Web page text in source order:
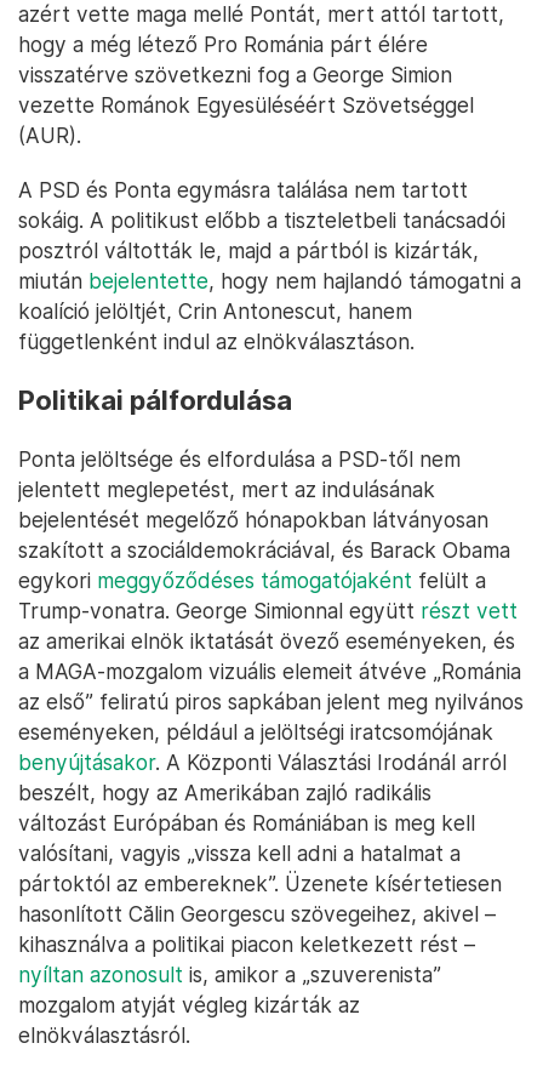
azért vette maga mellé Pontát, mert attól tartott,
hogy a még létező Pro Románia párt élére
visszatérve szövetkezni fog a George Simion
vezette Románok Egyesüléséért Szövetséggel
(AUR).
A PSD és Ponta egymásra találása nem tartott
sokáig. A politikust előbb a tiszteletbeli tanácsadói
posztról váltották le, majd a pártból is kizárták,
miután bejelentette, hogy nem hajlandó támogatni a
koalíció jelöltjét, Crin Antonescut, hanem
függetlenként indul az elnökválasztáson.
Politikai pálfordulása
Ponta jelöltsége és elfordulása a PSD-től nem
jelentett meglepetést, mert az indulásának
bejelentését megelőző hónapokban látványosan
szakított a szociáldemokráciával, és Barack Obama
egykori meggyőződéses támogatójaként felült a
Trump-vonatra. George Simionnal együtt részt vett
az amerikai elnök iktatását övező eseményeken, és
a MAGA-mozgalom vizuális elemeit átvéve „Románia
az első” feliratú piros sapkában jelent meg nyilvános
eseményeken, például a jelöltségi iratcsomójának
benyújtásakor. A Központi Választási Irodánál arról
beszélt, hogy az Amerikában zajló radikális
változást Európában és Romániában is meg kell
valósítani, vagyis „vissza kell adni a hatalmat a
pártoktól az embereknek”. Üzenete kísértetiesen
hasonlított Călin Georgescu szövegeihez, akivel –
kihasználva a politikai piacon keletkezett rést –
nyíltan azonosult is, amikor a „szuverenista”
mozgalom atyját végleg kizárták az
elnökválasztásról.